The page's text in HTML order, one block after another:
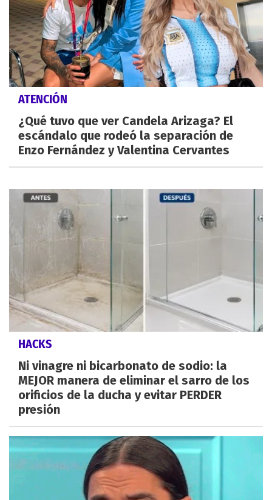
ATENCIÓN
¿Qué tuvo que ver Candela Arizaga? El
escándalo que rodeó la separación de
Enzo Fernández y Valentina Cervantes
HACKS
Ni vinagre ni bicarbonato de sodio: la
MEJOR manera de eliminar el sarro de los
orificios de la ducha y evitar PERDER
presión